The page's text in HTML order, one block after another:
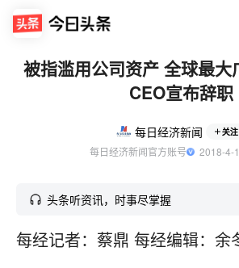
被指滥用公司资产 全球最大
CEO宣布辞职
每日经济新闻 关注
每日经济新闻官方账号
2018-
头条听资讯，时事尽掌握
每经记者：蔡鼎 每经编辑：余